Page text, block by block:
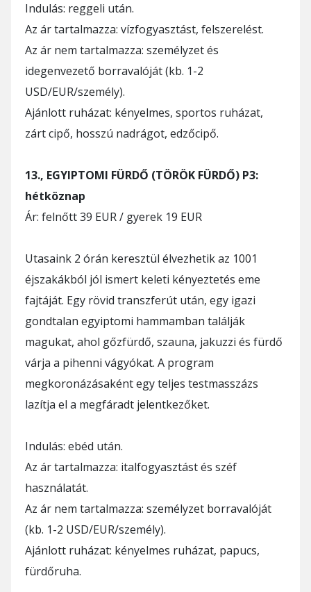
Indulás: reggeli után.
Az ár tartalmazza: vízfogyasztást, felszerelést.
Az ár nem tartalmazza: személyzet és
idegenvezető borravalóját (kb. 1-2
USD/EUR/személy).
Ajánlott ruházat: kényelmes, sportos ruházat,
zárt cipő, hosszú nadrágot, edzőcipő.
13., EGYIPTOMI FÜRDŐ (TÖRÖK FÜRDŐ) P3:
hétköznap
Ár: felnőtt 39 EUR / gyerek 19 EUR
Utasaink 2 órán keresztül élvezhetik az 1001
éjszakákból jól ismert keleti kényeztetés eme
fajtáját. Egy rövid transzferút után, egy igazi
gondtalan egyiptomi hammamban találják
magukat, ahol gőzfürdő, szauna, jakuzzi és fürdő
várja a pihenni vágyókat. A program
megkoronázásaként egy teljes testmasszázs
lazítja el a megfáradt jelentkezőket.
Indulás: ebéd után.
Az ár tartalmazza: italfogyasztást és széf
használatát.
Az ár nem tartalmazza: személyzet borravalóját
(kb. 1-2 USD/EUR/személy).
Ajánlott ruházat: kényelmes ruházat, papucs,
fürdőruha.